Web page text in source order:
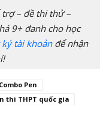
– đề thi thử –
9+ đanh cho học
tài khoảnđể nhận
Combo Pen
thi THPT quốc gia